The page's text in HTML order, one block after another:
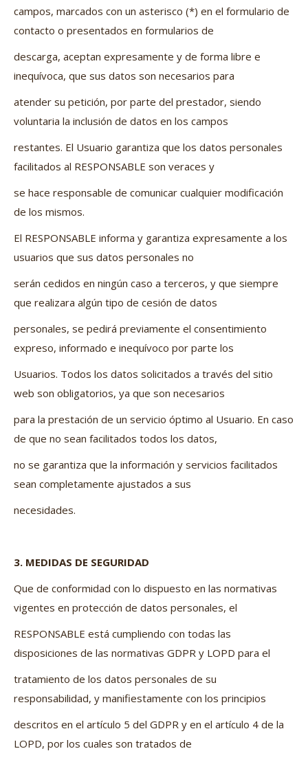
campos, marcados con un asterisco (*) en el formulario de
contacto o presentados en formularios de
descarga, aceptan expresamente y de forma libre e
inequívoca, que sus datos son necesarios para
atender su petición, por parte del prestador, siendo
voluntaria la inclusión de datos en los campos
restantes. El Usuario garantiza que los datos personales
facilitados al RESPONSABLE son veraces y
se hace responsable de comunicar cualquier modificación
de los mismos.
El RESPONSABLE informa y garantiza expresamente a los
usuarios que sus datos personales no
serán cedidos en ningún caso a terceros, y que siempre
que realizara algún tipo de cesión de datos
personales, se pedirá previamente el consentimiento
expreso, informado e inequívoco por parte los
Usuarios. Todos los datos solicitados a través del sitio
web son obligatorios, ya que son necesarios
para la prestación de un servicio óptimo al Usuario. En caso
de que no sean facilitados todos los datos,
no se garantiza que la información y servicios facilitados
sean completamente ajustados a sus
necesidades.
3. MEDIDAS DE SEGURIDAD
Que de conformidad con lo dispuesto en las normativas
vigentes en protección de datos personales, el
RESPONSABLE está cumpliendo con todas las
disposiciones de las normativas GDPR y LOPD para el
tratamiento de los datos personales de su
responsabilidad, y manifiestamente con los principios
descritos en el artículo 5 del GDPR y en el artículo 4 de la
LOPD, por los cuales son tratados de